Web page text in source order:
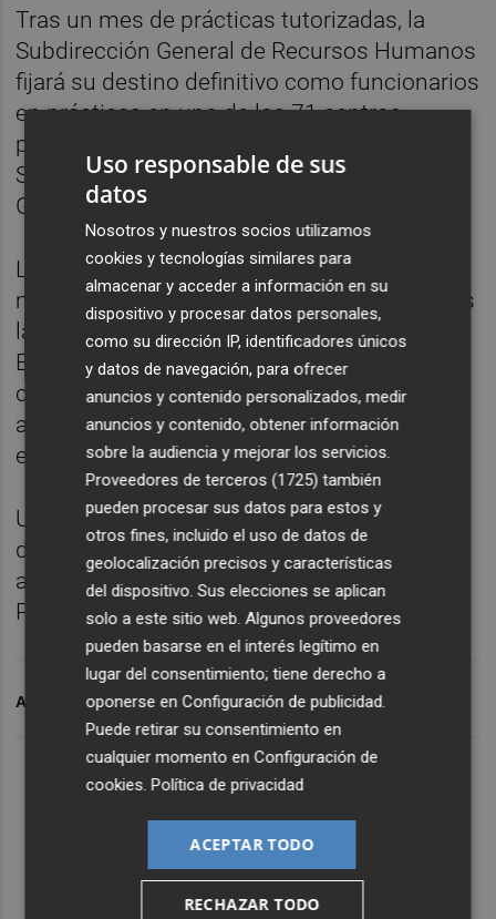
Tras un mes de prácticas tutorizadas, la
Subdirección General de Recursos Humanos
fijará su destino definitivo como funcionarios
en prácticas en uno de los 71 centros
penitenciarios o 13 Centros de Inserción
Social dependientes de la Administración
General del Estado.
La de Instituciones Penitenciarias fue la
mayor oferta de empleo de 2018 entre todas
las convocadas en la Administración del
Estado. La aprobada para 2019 es mayor,
con un total de 900 plazas para el cuerpo de
ayudantes, 180 para el cuerpo técnico, 108
enfermeros y 85 plazas para médicos.
Una vez concluidos los procesos selectivos
de la
Oferta de Empleo Públicodel presente
año se calcula que el déficit de personal de
Prisiones se reducirá a 557 plazas.
ARCHIVADO EN PRISIONES PRISIONES
Uso responsable de sus
datos
Nosotros y nuestros socios utilizamos
cookies y tecnologías similares para
almacenar y acceder a información en su
dispositivo y procesar datos personales,
como su dirección IP, identificadores únicos
y datos de navegación, para ofrecer
anuncios y contenido personalizados, medir
anuncios y contenido, obtener información
sobre la audiencia y mejorar los servicios.
Proveedores de terceros (1725) también
pueden procesar sus datos para estos y
otros fines, incluido el uso de datos de
geolocalización precisos y características
del dispositivo. Sus elecciones se aplican
solo a este sitio web. Algunos proveedores
pueden basarse en el interés legítimo en
lugar del consentimiento; tiene derecho a
oponerse enConfiguración de publicidad
Puede retirar su consentimiento en
cualquier momento enConfiguración de
cookies .Política de privacidad
ACEPTAR TODO
RECHAZAR TODO